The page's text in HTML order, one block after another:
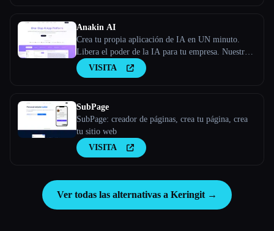
Anakin AI
Crea tu propia aplicación de IA en UN minuto.
Libera el poder de la IA para tu empresa. Nuestro
creador de aplicaciones de IA sin código te permite
crear aplicaciones de IA únicas e independientes
VISITA
SubPage
SubPage: creador de páginas, crea tu página, crea
tu sitio web
VISITA
Ver todas las alternativas a Keringit →